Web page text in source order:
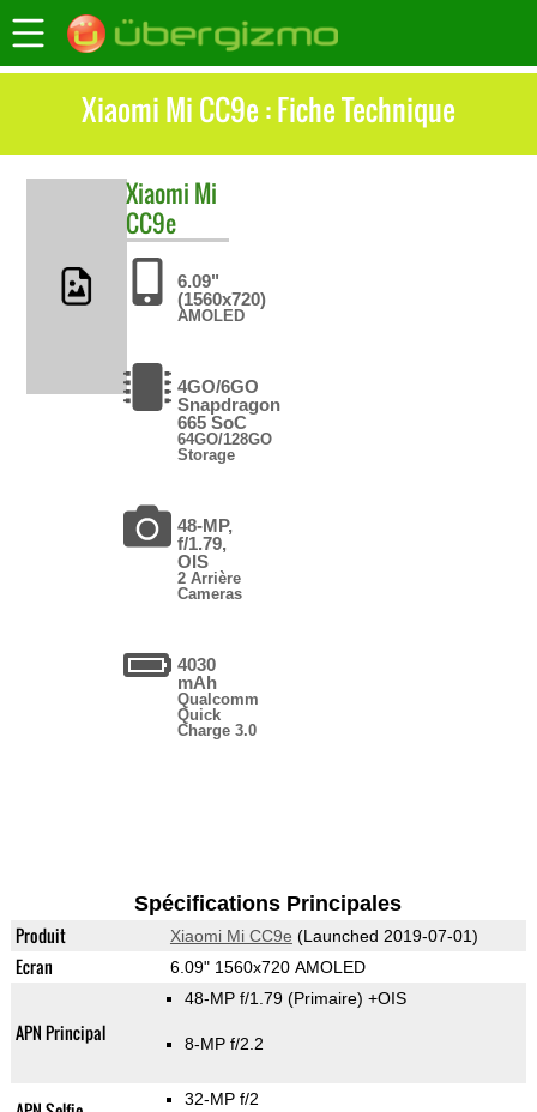
Xiaomi Mi CC9e : Fiche Technique
Xiaomi Mi
CC9e
6.09"
(1560x720)
AMOLED
4GO/6GO
Snapdragon
665 SoC
64GO/128GO
Storage
48-MP,
f/1.79,
OIS
2 Arrière
Cameras
4030
mAh
Qualcomm
Quick
Charge 3.0
Spécifications Principales
Produit Xiaomi Mi CC9e (Launched 2019-07-01)
Ecran 6.09" 1560x720 AMOLED
APN Principal
48-MP f/1.79 (Primaire) +OIS
8-MP f/2.2
32-MP f/2